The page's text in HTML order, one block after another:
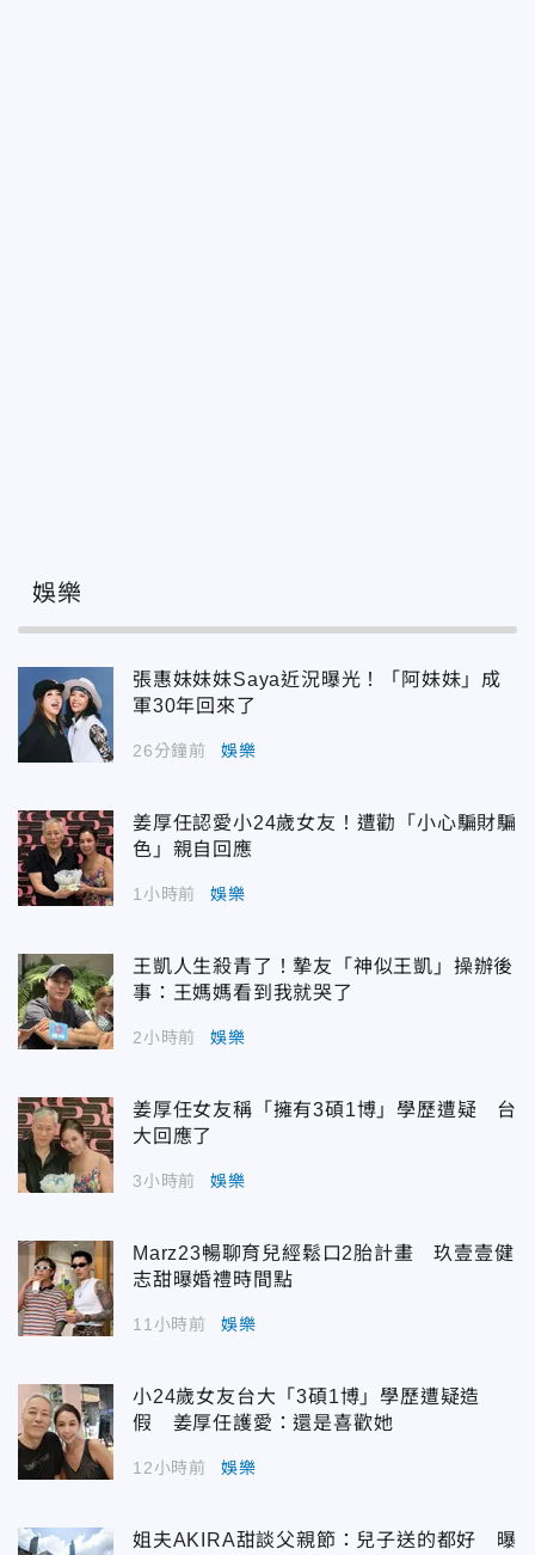
娛樂
張惠妹妹妹Saya近況曝光！「阿妹妹」成
軍30年回來了
26分鐘前 娛樂
姜厚任認愛小24歲女友！遭勸「小心騙財騙
色」親自回應
1小時前 娛樂
王凱人生殺青了！摯友「神似王凱」操辦後
事：王媽媽看到我就哭了
2小時前 娛樂
姜厚任女友稱「擁有3碩1博」學歷遭疑 台
大回應了
3小時前 娛樂
Marz23暢聊育兒經鬆口2胎計畫 玖壹壹健
志甜曝婚禮時間點
11小時前 娛樂
小24歲女友台大「3碩1博」學歷遭疑造
假 姜厚任護愛：還是喜歡她
12小時前 娛樂
姐夫AKIRA甜談父親節：兒子送的都好 曝